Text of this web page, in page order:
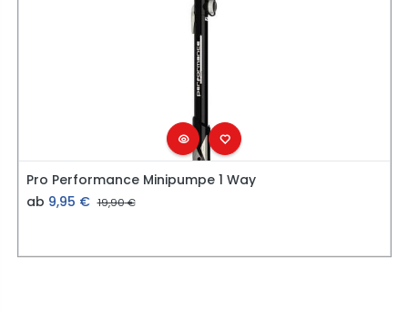
Pro Performance Minipumpe 1 Way
ab 9,95 € 19,90€